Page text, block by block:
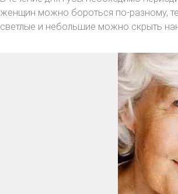
женщин можно бороться по-разному,
светлые и небольшие можно скрыть